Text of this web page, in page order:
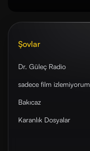
Şovlar
Dr. Güleç Radio
sadece film izlemiyorum
Bakıcaz
Karanlık Dosyalar